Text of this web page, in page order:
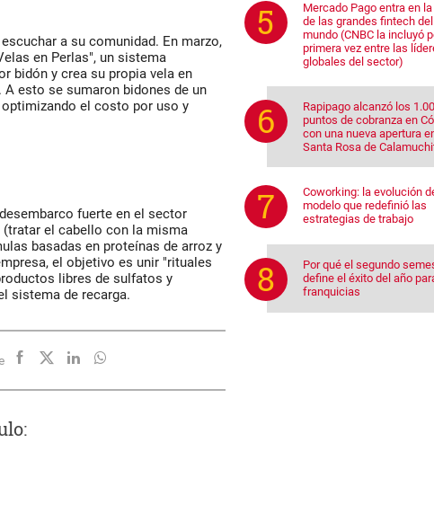
a su comunidad. En marzo,
en Perlas", un sistema
bidón y crea su propia vela en
esto se sumaron bidones de un
el costo por uso y
fuerte en el sector
el cabello con la misma
basadas en proteínas de arroz y
el objetivo es unir "rituales
libres de sulfatos y
sistema de recarga.
Mercado Pago entra en
de las grandes fintech del
mundo (CNBC la incluyó
primera vez entre las
globales del sector)
Rapipago alcanzó los
puntos de cobranza en
con una nueva apertura
Santa Rosa de
Coworking: la evolución
modelo que redefinió las
estrategias de trabajo
Por qué el segundo
define el éxito del año
franquicias